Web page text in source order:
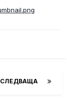
СЛЕДВАЩА